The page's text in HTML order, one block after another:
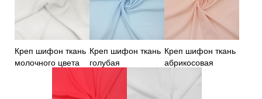
Креп шифон ткань
молочного цвета
Креп шифон ткань
голубая
Креп шифон ткань
абрикосовая